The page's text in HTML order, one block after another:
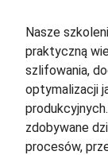
Nasze
praktyczną
szlifowania,
optymalizacji
zdobywane
procesów,